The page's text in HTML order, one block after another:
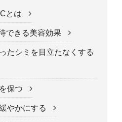
とは
できる美容効果
シミを目立たなくする
保つ
やかにする